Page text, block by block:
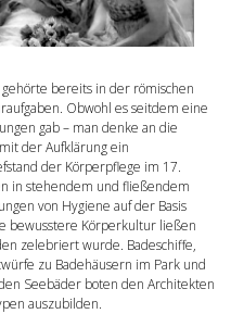
bereits in der römischen
Obwohl es seitdem eine
gab – man denke an die
der Aufklärung ein
der Körperpflege im 17.
in stehendem und fließendem
von Hygiene auf der Basis
bewusstere Körperkultur ließen
zelebriert wurde. Badeschiffe,
zu Badehäusern im Park und
Seebäder boten den Architekten
auszubilden.